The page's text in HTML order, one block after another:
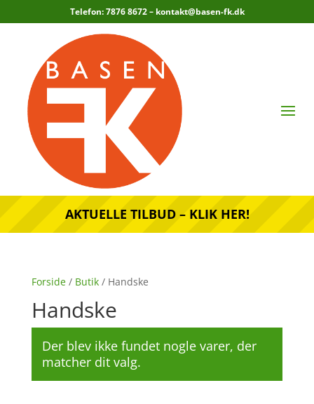
Telefon: 7876 8672 – kontakt@basen-fk.dk
AKTUELLE TILBUD – KLIK HER!
Forside/ Butik/ Handske
Handske
Der blev ikke fundet nogle varer, der
matcher dit valg.